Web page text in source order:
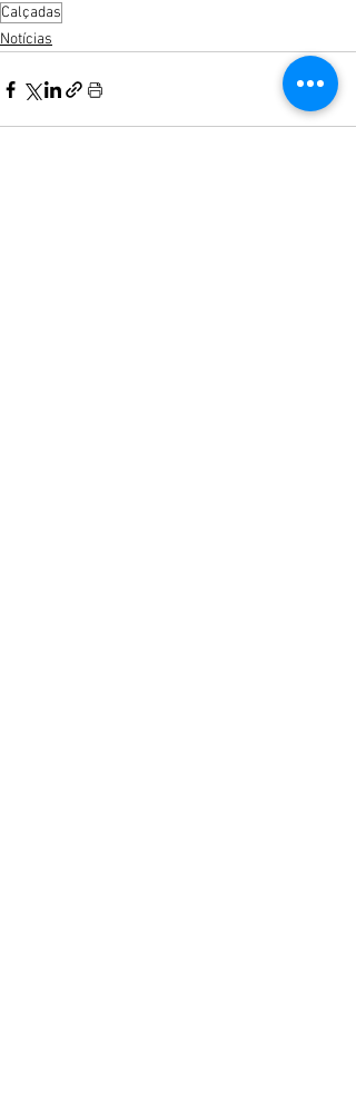
Calçadas
Notícias